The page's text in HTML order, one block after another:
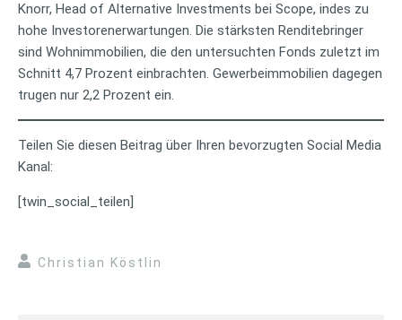
Knorr, Head of Alternative Investments bei Scope, indes zu
hohe Investorenerwartungen. Die stärksten Renditebringer
sind Wohnimmobilien, die den untersuchten Fonds zuletzt im
Schnitt 4,7 Prozent einbrachten. Gewerbeimmobilien dagegen
trugen nur 2,2 Prozent ein.
Teilen Sie diesen Beitrag über Ihren bevorzugten Social Media
Kanal:
[twin_social_teilen]
Christian Köstlin